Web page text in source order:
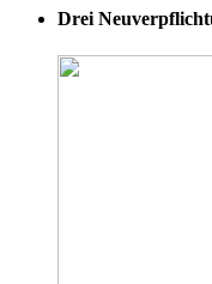
Drei